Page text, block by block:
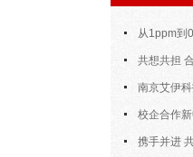
从1ppm到
析仪的测量范
多好？
共想共担
技2025年中
南京艾伊
送器：无线通
校企合作
博士陶永会出
携手并进